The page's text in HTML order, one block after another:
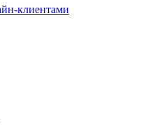
клиентами